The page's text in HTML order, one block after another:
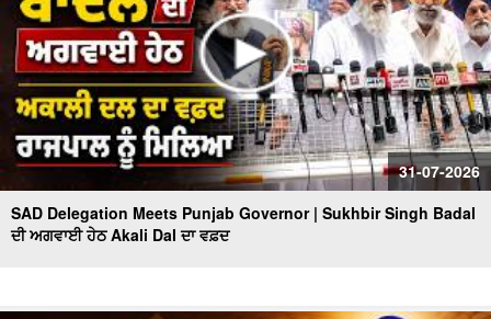
31-07-2026
SAD Delegation Meets Punjab Governor | Sukhbir Singh Badal
ਦੀ ਅਗਵਾਈ ਹੇਠ Akali Dal ਦਾ ਵਫ਼ਦ